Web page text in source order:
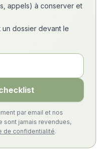
appels) à conserver et
un dossier devant le
par email et nos
sont jamais revendues,
de confidentialité.